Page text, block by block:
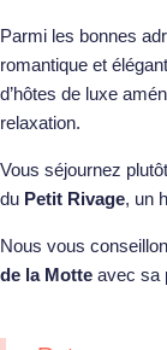
Parmi les bonnes
romantique et
d’hôtes de luxe
relaxation.
Vous séjournez
du Petit Rivage, un
Nous vous
de la Motte avec sa